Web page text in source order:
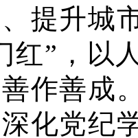
提升城
红”，以
作善成
化党纪